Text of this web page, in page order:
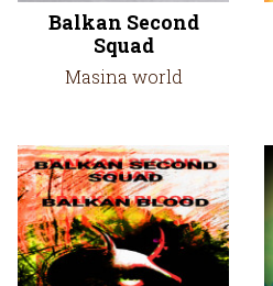
Balkan Second
Squad
Masina world